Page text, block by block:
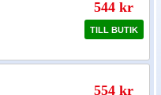
544 kr
TILL BUTIK
554 kr